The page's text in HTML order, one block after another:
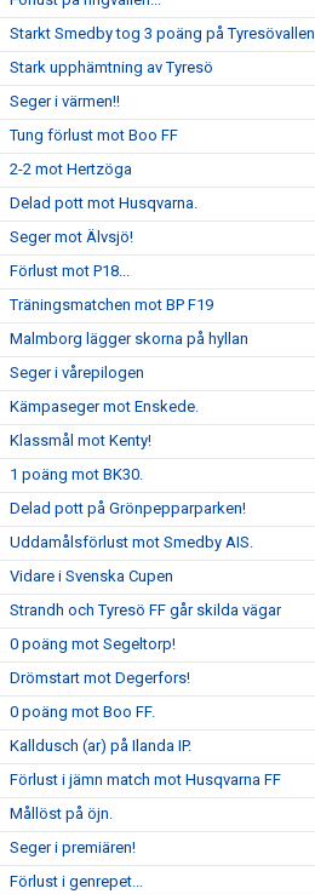
Starkt Smedby tog 3 poäng på Tyresövallen
Stark upphämtning av Tyresö
Seger i värmen!!
Tung förlust mot Boo FF
2-2 mot Hertzöga
Delad pott mot Husqvarna.
Seger mot Älvsjö!
Förlust mot P18...
Träningsmatchen mot BP F19
Malmborg lägger skorna på hyllan
Seger i vårepilogen
Kämpaseger mot Enskede.
Klassmål mot Kenty!
1 poäng mot BK30.
Delad pott på Grönpepparparken!
Uddamålsförlust mot Smedby AIS.
Vidare i Svenska Cupen
Strandh och Tyresö FF går skilda vägar
0 poäng mot Segeltorp!
Drömstart mot Degerfors!
0 poäng mot Boo FF.
Kalldusch (ar) på Ilanda IP.
Förlust i jämn match mot Husqvarna FF
Mållöst på öjn.
Seger i premiären!
Förlust i genrepet...